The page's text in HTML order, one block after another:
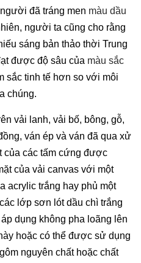
đã tráng men màu dầu
người ta cũng cho rằng
sáng bản thảo thời Trung
được độ sâu của màu sắc
sắc tinh tế hơn so với môi
chúng.
vải lanh, vải bố, bông, gỗ,
ván ép và ván đã qua xử
của các tấm cứng được
của vải canvas với một
acrylic trắng hay phủ một
lớp sơn lót dầu chì trắng
dụng không pha loãng lên
hoặc có thể được sử dụng
nguyên chất hoặc chất